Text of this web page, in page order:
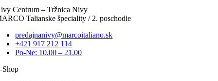
Centrum – Tržnica Nivy
Talianske špeciality / 2. poschodie
predajnanivy@marcoitaliano.sk
+421 917 212 114
Po-Ne: 10.00 – 21.00
Shop